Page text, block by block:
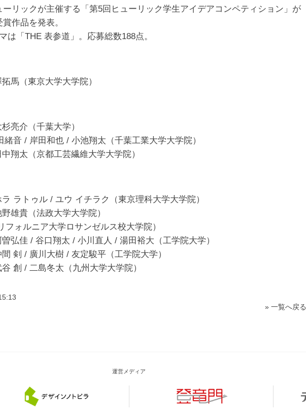
ーリックが主催する「第5回ヒューリック学生アイデアコンペティション」が
作品を発表。
は「THE 表参道」。応募総数188点。
拓馬（東京大学大学院）
亮介（千葉大学）
緒音 / 岸田和也 / 小池翔太（千葉工業大学大学院）
翔太（京都工芸繊維大学大学院）
ラトゥル / ユウ イチラク（東京理科大学大学院）
雄貴（法政大学大学院）
フォルニア大学ロサンゼルス校大学院）
弘佳 / 谷口翔太 / 小川直人 / 湯田裕大（工学院大学）
剣 / 廣川大樹 / 友定駿平（工学院大学）
創 / 二島冬太（九州大学大学院）
» 一覧へ戻る
運営メディア